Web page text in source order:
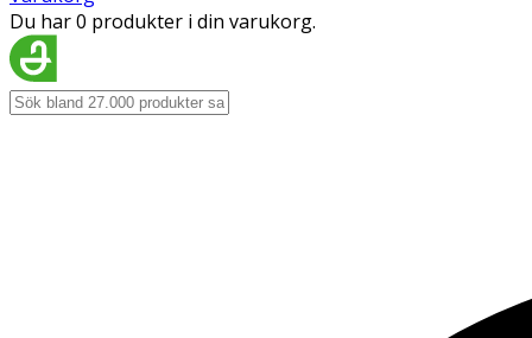
Du har 0 produkter i din varukorg.